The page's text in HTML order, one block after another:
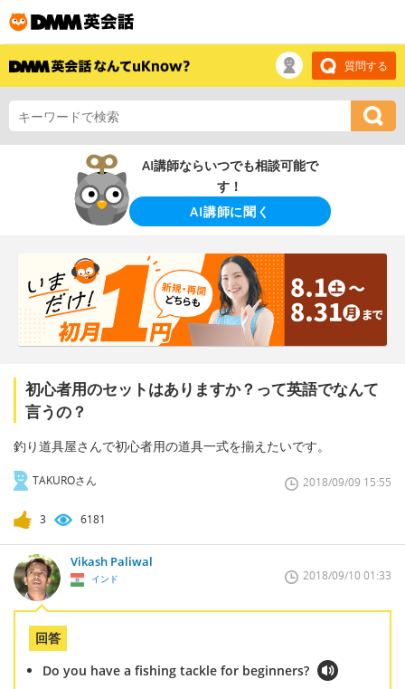
質問する
AI講師ならいつでも相談可能で
す！
AI講師に聞く
初心者用のセットはありますか？って英語でなんて
言うの？
釣り道具屋さんで初心者用の道具一式を揃えたいです。
TAKUROさん 2018/09/09 15:55
3 6181
Vikash Paliwal
インド 2018/09/10 01:33
回答
Do you have a fishing tackle for beginners?